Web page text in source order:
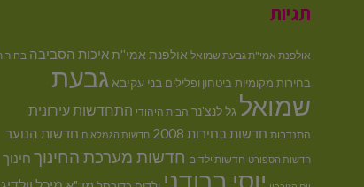
תגיות
אולפנת אמי"ת גבעת שמואל אולפנת אמי''תאיכות הסביבה
בחירות מקומיותביטחון ופלילים בני עקיבא גבעת
שמואל גל לנצ'נר הבית היהודי התחדשות עירונית
התנדבות חדשות בחירות 2008 חדשות הגמלאים חדשות הנוער
חדשות הספורט חדשות ילדים חדשות מערכת החינוך חינוך